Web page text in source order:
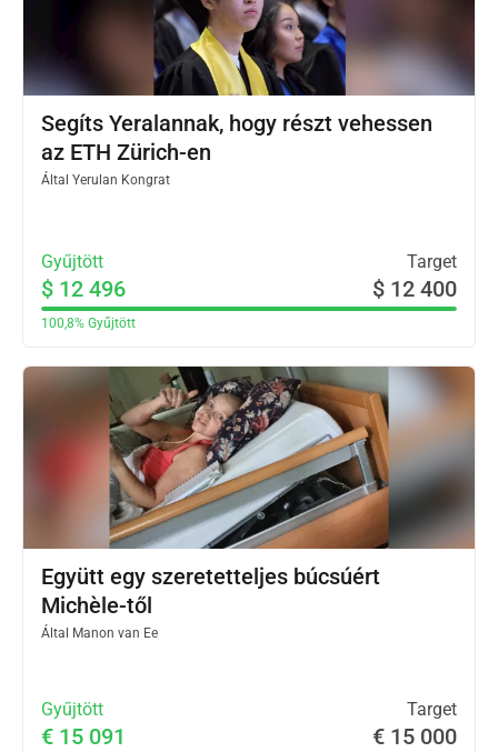
Segíts Yeralannak, hogy részt vehessen
az ETH Zürich-en
Által Yerulan Kongrat
Gyűjtött Target
$ 12 496 $ 12 400
100,8% Gyűjtött
Együtt egy szeretetteljes búcsúért
Michèle-től
Által Manon van Ee
Gyűjtött Target
€ 15 091 € 15 000